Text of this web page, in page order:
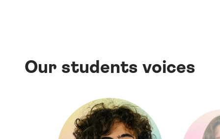
Our students voices